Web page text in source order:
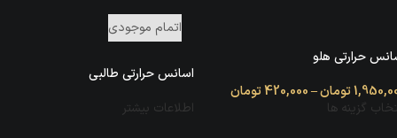
حرارتی هلو
تومان–
420,000تومان
گزینه ها
اتمام موجودی
اسانس حرارتی طالبی
اطلاعات بیشتر